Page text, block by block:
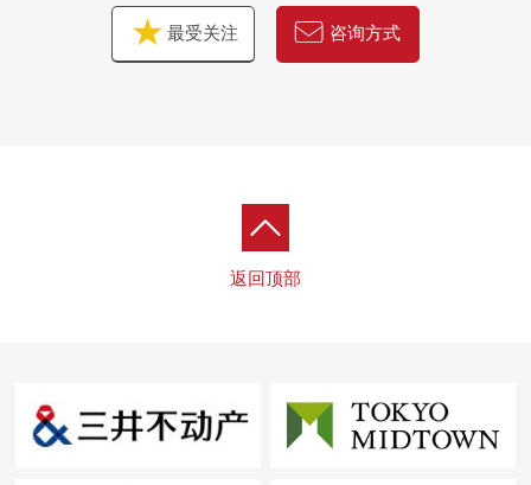
最受关注 咨询方式
返回顶部